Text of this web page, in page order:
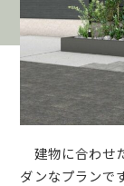
建物に合わせ
ダンなプランで